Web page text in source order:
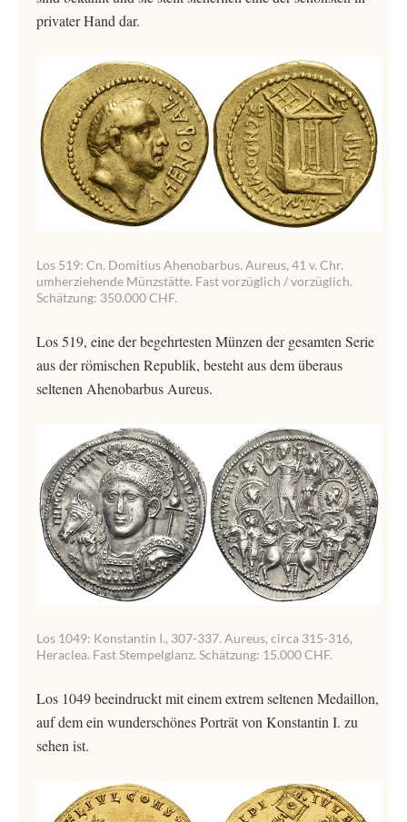
privater Hand dar.
Los 519: Cn. Domitius Ahenobarbus. Aureus, 41 v. Chr.
umherziehende Münzstätte. Fast vorzüglich / vorzüglich.
Schätzung: 350.000 CHF.
Los 519, eine der begehrtesten Münzen der gesamten Serie
aus der römischen Republik, besteht aus dem überaus
seltenen Ahenobarbus Aureus.
Los 1049: Konstantin I., 307-337. Aureus, circa 315-316,
Heraclea. Fast Stempelglanz. Schätzung: 15.000 CHF.
Los 1049 beeindruckt mit einem extrem seltenen Medaillon,
auf dem ein wunderschönes Porträt von Konstantin I. zu
sehen ist.